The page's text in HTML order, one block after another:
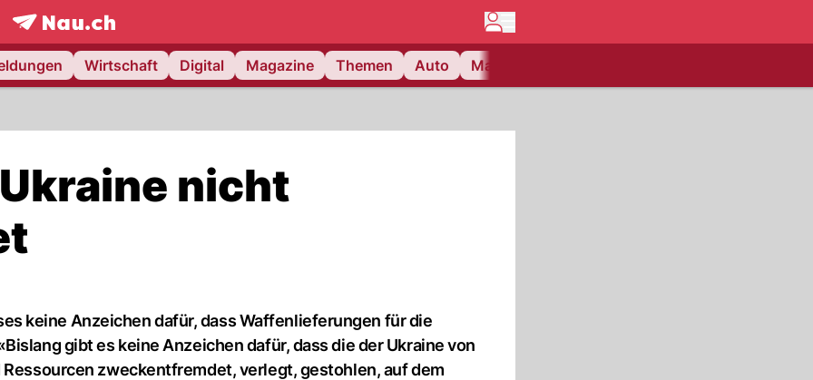
frontpage.NAU.ch
Wirtschaft Digital Magazine Themen Auto Matchcenter
nicht
keine Anzeichen dafür, dass Waffenlieferungen für die
gibt es keine Anzeichen dafür, dass die der Ukraine von
zweckentfremdet, verlegt, gestohlen, auf dem